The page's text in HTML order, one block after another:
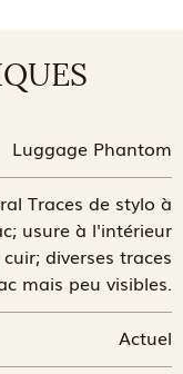
Luggage Phantom
Traces de stylo à
usure à l'intérieur
diverses traces
mais peu visibles.
Actuel